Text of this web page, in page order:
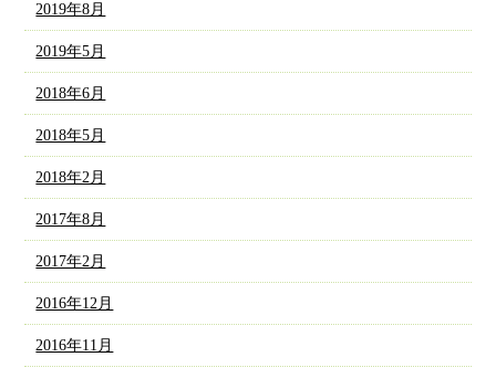
2019年8月
2019年5月
2018年6月
2018年5月
2018年2月
2017年8月
2017年2月
2016年12月
2016年11月